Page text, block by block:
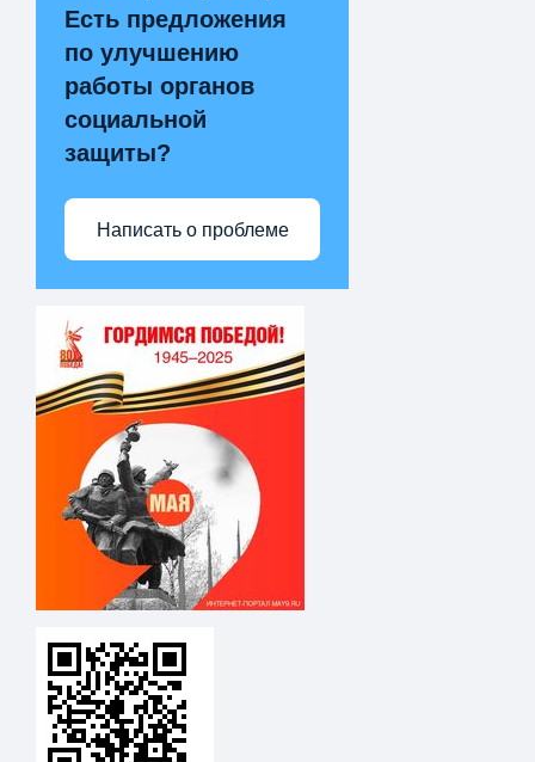
Есть предложения
по улучшению
работы органов
социальной
защиты?
Написать о проблеме